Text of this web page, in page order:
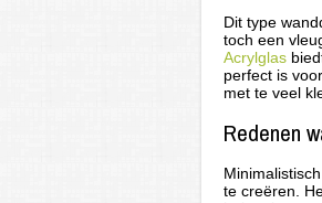
Dit type
toch een
Acrylglas
perfect is
met te veel
Redenen
te creëren.